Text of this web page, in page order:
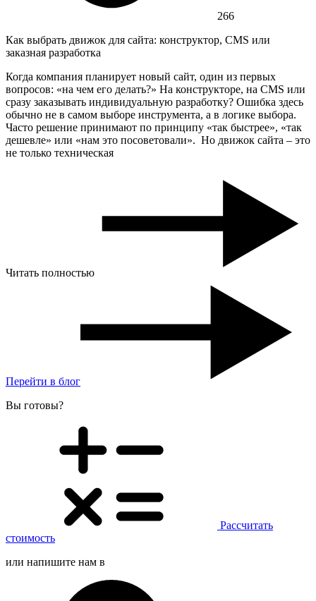
266
Как выбрать движок для сайта: конструктор, CMS или
заказная разработка
Когда компания планирует новый сайт, один из первых
вопросов: «на чем его делать?» На конструкторе, на CMS или
сразу заказывать индивидуальную разработку? Ошибка здесь
обычно не в самом выборе инструмента, а в логике выбора.
Часто решение принимают по принципу «так быстрее», «так
дешевле» или «нам это посоветовали». Но движок сайта – это
не только техническая
Читать полностью
Перейти в блог
Вы готовы?
Рассчитать
стоимость
или напишите нам в